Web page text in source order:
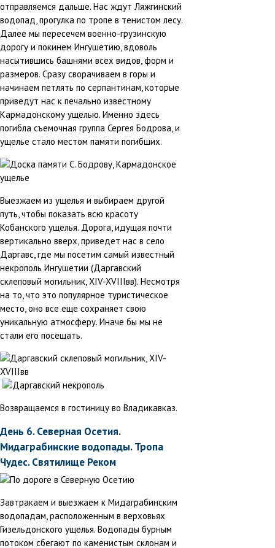
отправляемся дальше. Нас ждут Ляжгинский
водопад, прогулка по тропе в тенистом лесу.
Далее мы пересечем военно-грузинскую
дорогу и покинем Ингушетию, вдоволь
насытившись башнями всех видов, форм и
размеров. Сразу сворачиваем в горы и
начинаем петлять по серпантинам, которые
приведут нас к печально известному
Кармадонскому ущелью. Именно здесь
погибла съемочная группа Сергея Бодрова, и
ущелье стало местом памяти погибших.
Выезжаем из ущелья и выбираем другой
путь, чтобы показать всю красоту
Кобанского ущелья. Дорога, идущая почти
вертикально вверх, приведет нас в село
Даргавс, где мы посетим самый известный
некрополь Ингушетии (Даргавский
склеповый могильник, XIV-XVIIIвв). Несмотря
на то, что это популярное туристическое
место, оно все еще сохраняет свою
уникальную атмосферу. Иначе бы мы не
стали его посещать.
Возвращаемся в гостиницу во Владикавказ.
День 6. Северная Осетия.
Мидаграбинские водопады. Тропа
Чудес. Святилище Реком
Завтракаем и выезжаем к Мидаграбинским
водопадам, расположенным в верховьях
Гизельдонского ущелья. Водопады бурным
потоком сбегают по каменистым склонам и